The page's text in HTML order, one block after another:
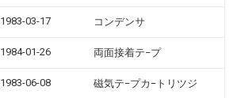
1983-03-17 コンデンサ
1984-01-26 両面接着テ−プ
1983-06-08 磁気テ−プカ−トリツジ